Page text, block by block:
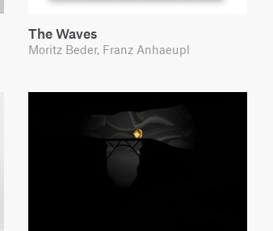
The Waves
Moritz Beder, Franz Anhaeupl